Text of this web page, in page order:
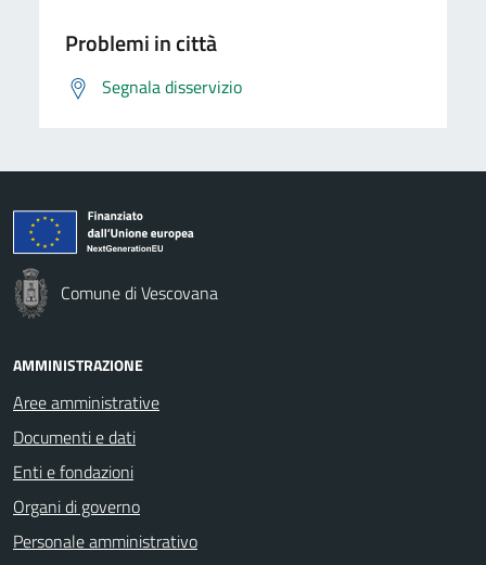
Problemi in città
Segnala disservizio
Comune di Vescovana
AMMINISTRAZIONE
Aree amministrative
Documenti e dati
Enti e fondazioni
Organi di governo
Personale amministrativo